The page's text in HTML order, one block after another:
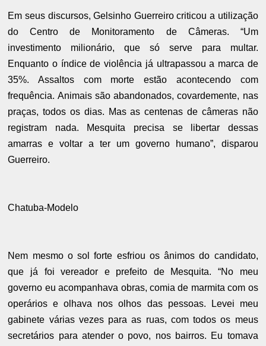
Em seus discursos, Gelsinho Guerreiro criticou a utilização
do Centro de Monitoramento de Câmeras. “Um
investimento milionário, que só serve para multar.
Enquanto o índice de violência já ultrapassou a marca de
35%. Assaltos com morte estão acontecendo com
frequência. Animais são abandonados, covardemente, nas
praças, todos os dias. Mas as centenas de câmeras não
registram nada. Mesquita precisa se libertar dessas
amarras e voltar a ter um governo humano”, disparou
Guerreiro.
Chatuba-Modelo
Nem mesmo o sol forte esfriou os ânimos do candidato,
que já foi vereador e prefeito de Mesquita. “No meu
governo eu acompanhava obras, comia de marmita com os
operários e olhava nos olhos das pessoas. Levei meu
gabinete várias vezes para as ruas, com todos os meus
secretários para atender o povo, nos bairros. Eu tomava